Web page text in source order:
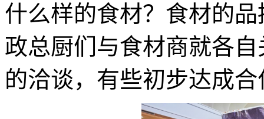
什么样的食材？食材的
政总厨们与食材商就各
的洽谈，有些初步达成